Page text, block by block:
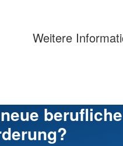
Weitere
berufliche